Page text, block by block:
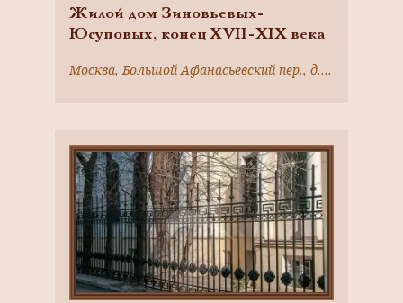
Жилой дом Зиновьевых-
Юсуповых, конец XVII-XIX века
Москва, Большой Афанасьевский пер., д. 24